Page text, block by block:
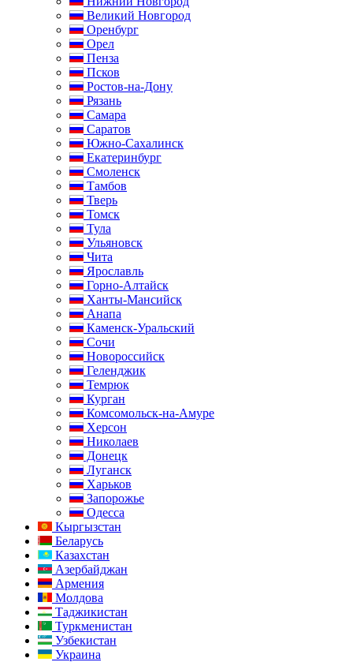
Великий Новгород
Оренбург
Орел
Пенза
Псков
Ростов-на-Дону
Рязань
Самара
Саратов
Южно-Сахалинск
Екатеринбург
Смоленск
Тамбов
Тверь
Томск
Тула
Ульяновск
Чита
Ярославль
Горно-Алтайск
Ханты-Мансийск
Анапа
Каменск-Уральский
Сочи
Новороссийск
Геленджик
Темрюк
Курган
Комсомольск-на-Амуре
Херсон
Николаев
Донецк
Луганск
Харьков
Запорожье
Одесса
Кыргызстан
Беларусь
Казахстан
Азербайджан
Армения
Молдова
Таджикистан
Туркменистан
Узбекистан
Украина